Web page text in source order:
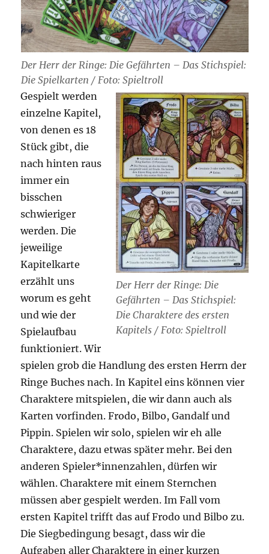
Der Herr der Ringe: Die Gefährten – Das Stichspiel:
Die Spielkarten / Foto: Spieltroll
Der Herr der Ringe: Die
Gefährten – Das Stichspiel:
Die Charaktere des ersten
Kapitels / Foto: Spieltroll
Gespielt werden
einzelne Kapitel,
von denen es 18
Stück gibt, die
nach hinten raus
immer ein
bisschen
schwieriger
werden. Die
jeweilige
Kapitelkarte
erzählt uns
worum es geht
und wie der
Spielaufbau
funktioniert. Wir
spielen grob die Handlung des ersten Herrn der
Ringe Buches nach. In Kapitel eins können vier
Charaktere mitspielen, die wir dann auch als
Karten vorfinden. Frodo, Bilbo, Gandalf und
Pippin. Spielen wir solo, spielen wir eh alle
Charaktere, dazu etwas später mehr. Bei den
anderen Spieler*innenzahlen, dürfen wir
wählen. Charaktere mit einem Sternchen
müssen aber gespielt werden. Im Fall vom
ersten Kapitel trifft das auf Frodo und Bilbo zu.
Die Siegbedingung besagt, dass wir die
Aufgaben aller Charaktere in einer kurzen